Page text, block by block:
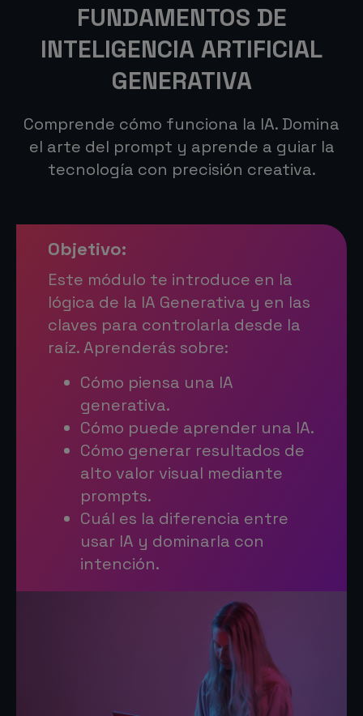
FUNDAMENTOS DE
INTELIGENCIA ARTIFICIAL
GENERATIVA
Comprende cómo funciona la IA. Domina
el arte del prompt y aprende a guiar la
tecnología con precisión creativa.
Objetivo:
Este módulo te introduce en la
lógica de la IA Generativa y en las
claves para controlarla desde la
raíz. Aprenderás sobre:
Cómo piensa una IA
generativa.
Cómo puede aprender una IA.
Cómo generar resultados de
alto valor visual mediante
prompts.
Cuál es la diferencia entre
usar IA y dominarla con
intención.